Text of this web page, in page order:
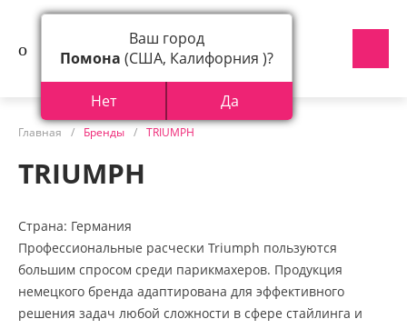
Главная / Бренды / TRIUMPH
TRIUMPH
Страна: Германия
Профессиональные расчески Triumph пользуются
большим спросом среди парикмахеров. Продукция
немецкого бренда адаптирована для эффективного
решения задач любой сложности в сфере стайлинга и
Ваш город
Помона (США, Калифорния )?
Нет Да